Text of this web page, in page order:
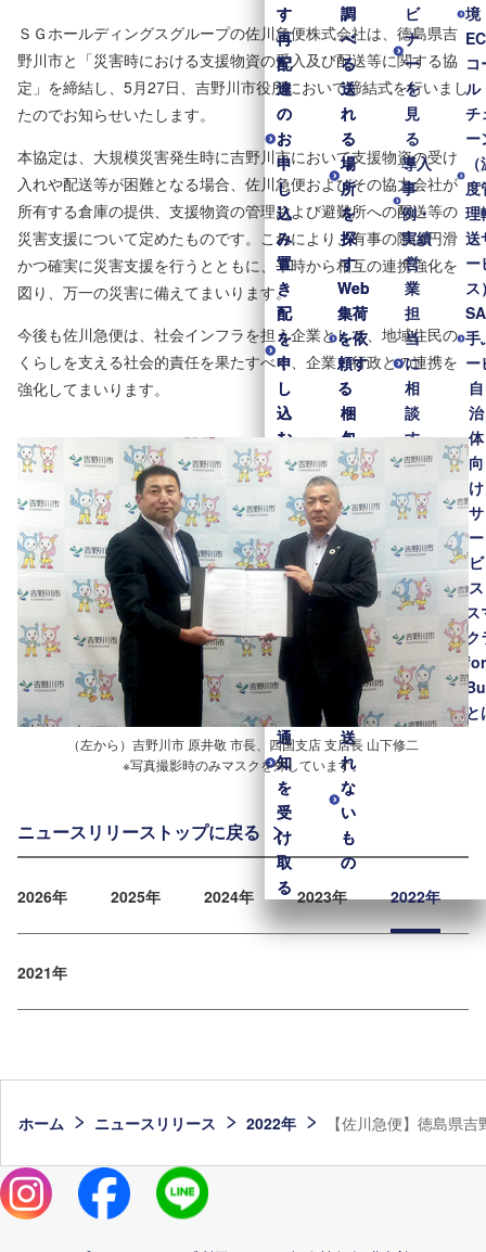
す
再
配
達
の
お
申
し
込
み
置
き
配
を
申
し
込
む
配達
時・
場所
を変
更す
る
配
達
予
定
通
知
を
受
け
取
る
調
べ
る
送
れ
る
場
所
を
探
す
Web
集荷
を依
頼す
る
梱
包
方
法
ガ
イ
ド
ラ
イ
ン
包
送
れ
な
い
も
の
す
再
配
達
の
お
申
し
込
み
置
き
配
を
申
し
込
む
配達
時・
場所
を変
更す
る
配
達
予
定
通
知
を
受
け
取
る
調
べ
る
送
れ
る
場
所
を
探
す
Web
集荷
を依
頼す
る
梱
包
方
法
ガ
イ
ド
ラ
イ
ン
包
送
れ
な
い
も
の
ビ
ナ
ー
を
見
る
導入
事
例・
実績
営
業
担
当
に
相
談
す
る
境
EC
コ
ル
チ
ー
度
理
送
ー
ス
手
ー
自
治
体
向
け
サ
ー
ビ
ス
ク
for
と
ＳＧホールディングスグループの佐川急便株式会社は、徳島県吉
野川市と「災害時における支援物資の受入及び配送等に関する協
定」を締結し、5月27日、吉野川市役所において締結式を行いまし
たのでお知らせいたします。
本協定は、大規模災害発生時に吉野川市において支援物資の受け
入れや配送等が困難となる場合、佐川急便およびその協力会社が
所有する倉庫の提供、支援物資の管理および避難所への配送等の
災害支援について定めたものです。これにより、有事の際は円滑
かつ確実に災害支援を行うとともに、平時から相互の連携強化を
図り、万一の災害に備えてまいります。
今後も佐川急便は、社会インフラを担う企業として、地域住民の
くらしを支える社会的責任を果たすべく、企業・行政との連携を
強化してまいります。
（左から）吉野川市 原井敬 市長、四国支店 支店長 山下修二
※写真撮影時のみマスクを外しています。
ニュースリリーストップに戻る
2026年 2025年 2024年 2023年 2022年
2021年
ホーム ニュースリリース 2022年 【佐川急便】徳島県